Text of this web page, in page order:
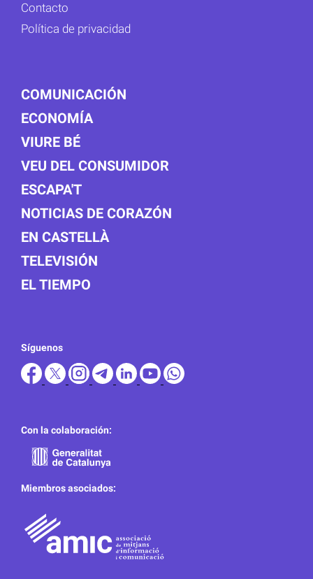
Contacto
Política de privacidad
COMUNICACIÓN
ECONOMÍA
VIURE BÉ
VEU DEL CONSUMIDOR
ESCAPA'T
NOTICIAS DE CORAZÓN
EN CASTELLÀ
TELEVISIÓN
EL TIEMPO
Síguenos
Con la colaboración:
Miembros asociados: